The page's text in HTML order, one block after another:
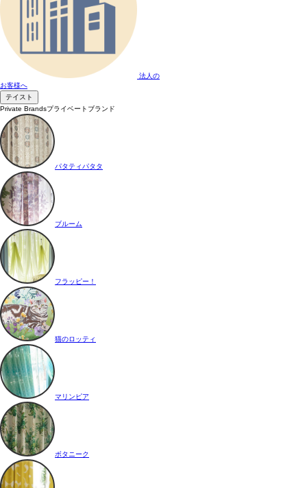
法人の
お客様へ
テイスト
Private Brandsプライベートブランド
パタティパタタ
ブルーム
フラッピー！
猫のロッティ
マリンピア
ボタニーク